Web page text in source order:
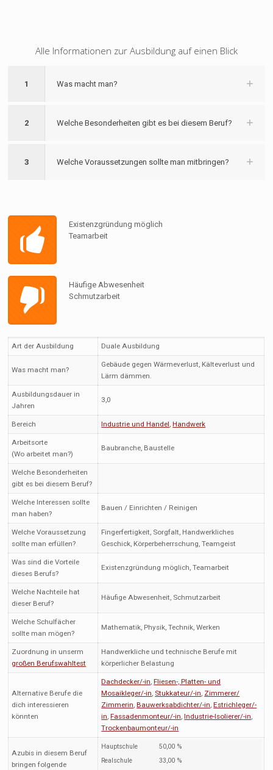
Alle Informationen zur Ausbildung auf einen Blick
1 Was macht man?
2 Welche Besonderheiten gibt es bei diesem Beruf?
3 Welche Voraussetzungen sollte man mitbringen?
Existenzgründung möglich
Teamarbeit
Häufige Abwesenheit
Schmutzarbeit
Art der Ausbildung Duale Ausbildung
Was macht man?
Gebäude gegen Wärmeverlust, Kälteverlust und
Lärm dämmen.
Ausbildungsdauer in
Jahren
3,0
Bereich Industrie und Handel,Handwerk
Arbeitsorte
(Wo arbeitet man?)
Baubranche, Baustelle
Welche Besonderheiten
gibt es bei diesem Beruf?
Welche Interessen sollte
man haben?
Bauen / Einrichten / Reinigen
Welche Voraussetzung
sollte man erfüllen?
Fingerfertigkeit, Sorgfalt, Handwerkliches
Geschick, Körperbeherrschung, Teamgeist
Was sind die Vorteile
dieses Berufs?
Existenzgründung möglich, Teamarbeit
Welche Nachteile hat
dieser Beruf?
Häufige Abwesenheit, Schmutzarbeit
Welche Schulfächer
sollte man mögen?
Mathematik, Physik, Technik, Werken
Zuordnung in unserm
großen Berufswahltest
Handwerkliche und technische Berufe mit
körperlicher Belastung
Alternative Berufe die
dich interessieren
könnten
Dachdecker/-in,Fliesen-, Platten- und
Mosaikleger/-in, Stukkateur/-in, Zimmerer/
Zimmerin,Bauwerksabdichter/-in,Estrichleger/-
in,Fassadenmonteur/-in,Industrie-Isolierer/-in,
Trockenbaumonteur/-in
Azubis in diesem Beruf
bringen folgende
Hauptschule
50,00 %
Realschule
33,00 %